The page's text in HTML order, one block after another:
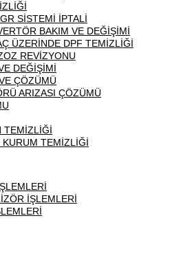
SİSTEMİ İPTALİ
BAKIM VE DEĞİŞİMİ
ÜZERİNDE DPF TEMİZLİĞİ
REVİZYONU
DEĞİŞİMİ
ÇÖZÜMÜ
ARIZASI ÇÖZÜMÜ
TEMİZLİĞİ
TEMİZLİĞİ
İŞLEMLERİ